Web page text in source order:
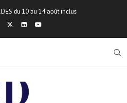
du 10 au 14 août inclus